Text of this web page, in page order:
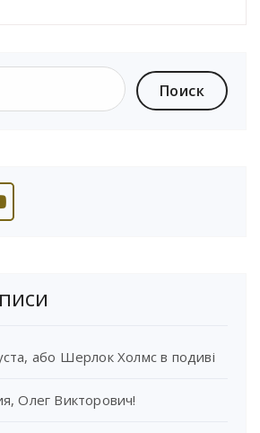
або Шерлок Холмс в подиві
Олег Викторович!